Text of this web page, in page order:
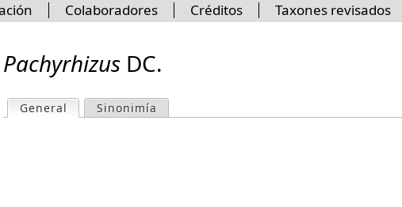
Pachyrhizus DC.
P
General (active tab)
Sinonimía
Colaboradores Créditos Taxones revisados